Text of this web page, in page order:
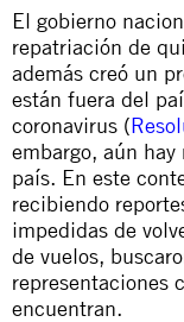
El gobierno
repatriación de
además creó un
están fuera del
coronavirus (
embargo, aún
país. En este
recibiendo
impedidas de
de vuelos,
representaciones
encuentran.